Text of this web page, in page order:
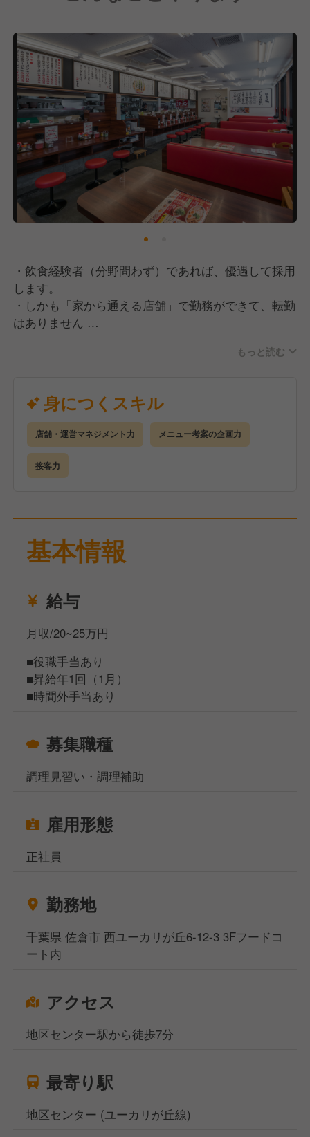
苦しい時期にも粘り強く新規出店を続けてこれたの
は、こうしたお客さまの声があったからです。そんな
嬉しい声をさらに増やし、社員のみなさんがより活躍
し自己実現できる場所を作るためにも、全国700店舗
は必ず実現させます。100年続く外食企業を目指し
て、これからの魁力屋を一緒に作ってくれる方とお会
いできることを楽しみにしています。
・飲食経験者（分野問わず）であれば、優遇して採用
します。
・しかも「家から通える店舗」で勤務ができて、転勤
はありません
＜キャリアステップイメージ ※（）内は未経験入社
□S店長
店長業務に加え、大型店・QSC（クオリティ・サー
ビス・クリンリネス）モデル店・複数店舗管理店長な
ど通常の店舗とは異なる任務も担当
▲
■店長（入社1年半～） ※今回の採用はここからスタ
▲
□時間帯責任者（入社1年目途）
帯の業務を担当
□リーダー（入社3カ月目途）
ト・アルバイトの方の育成を担当
▲
□スタッフ
＜総合職（転勤あり）になれば、S店長以上も目指せ
ます＞
も挑戦できる「総合職」へ転換となります。
──────────
──────────
■接客業務
■スタッフのマネジメント、店舗運営業務 など
行っています。基本的な仕事からスタートし、徐々に
魁力屋ならではのやり方を覚えていってください。
もっと読む
身につくスキル
店舗・運営マネジメント力 メニュー考案の企画力
接客力
基本情報
給与
月収/20~25万円
■役職手当あり
■昇給年1回（1月）
■時間外手当あり
募集職種
調理見習い・調理補助
雇用形態
正社員
勤務地
千葉県 佐倉市 西ユーカリが丘6-12-3 3Fフードコ
ート内
アクセス
地区センター駅から徒歩7分
最寄り駅
地区センター (ユーカリが丘線)